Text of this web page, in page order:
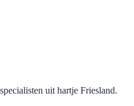
uit hartje Friesland.